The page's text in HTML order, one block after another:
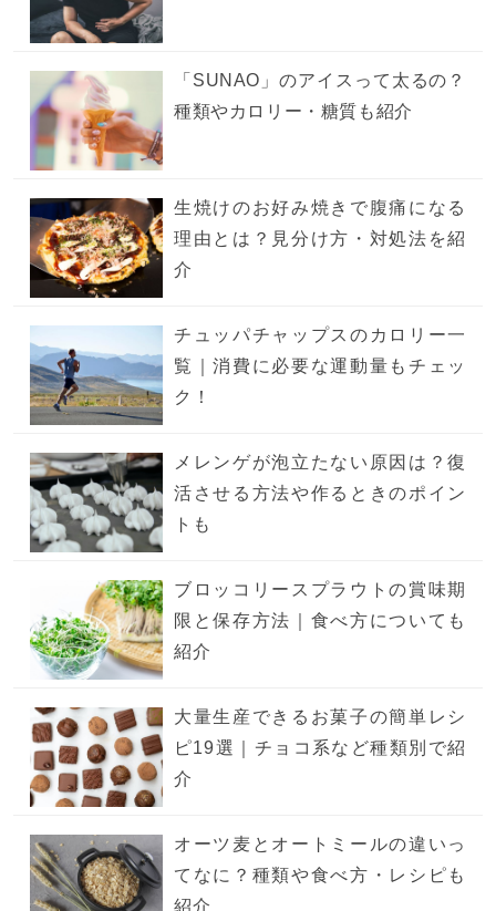
「SUNAO」のアイスって太るの？
種類やカロリー・糖質も紹介
生焼けのお好み焼きで腹痛になる
理由とは？見分け方・対処法を紹
介
チュッパチャップスのカロリー一
覧｜消費に必要な運動量もチェッ
ク！
メレンゲが泡立たない原因は？復
活させる方法や作るときのポイン
トも
ブロッコリースプラウトの賞味期
限と保存方法｜食べ方についても
紹介
大量生産できるお菓子の簡単レシ
ピ19選｜チョコ系など種類別で紹
介
オーツ麦とオートミールの違いっ
てなに？種類や食べ方・レシピも
紹介